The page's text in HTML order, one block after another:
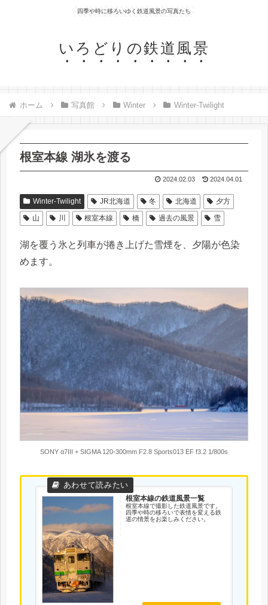
四季や時に移ろいゆく鉄道風景の写真たち
いろどりの鉄道風景
ホーム 写真館 Winter Winter-Twilight
根室本線 湖氷を渡る
2024.02.03 2024.04.01
Winter-Twilight JR北海道 冬 北海道
夕方
山
川 根室本線 橋 過去の風景 雪
湖を覆う氷と列車が捲き上げた雪煙を、夕陽が色染
めます。
SONY α7III + SIGMA 120-300mm F2.8 Sports013 EF f3.2 1/800s
根室本線の鉄道風景一覧
根室本線で撮影した鉄道風景です。
四季や時の移ろいで表情を変える鉄
道の情景をお楽しみください。